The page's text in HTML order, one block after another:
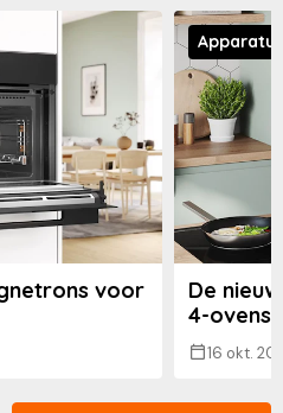
voor
De
4-ovens
16 okt.